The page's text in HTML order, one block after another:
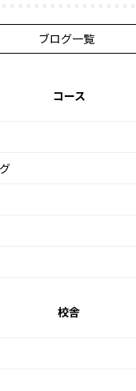
ブログ一覧
コース
校舎